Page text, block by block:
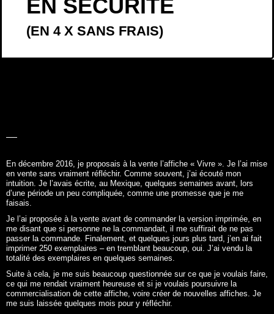
EN SÉCURITÉ
(EN 4 X SANS FRAIS)
En décembre 2016, je proposais à la vente l’affiche « Vivre ». Je l’ai mise
en vente sans vraiment réfléchir. Comme souvent, j’ai écouté mon
intuition. Je l’avais écrite, au Mexique, quelques semaines avant, lors
d’une période un peu compliquée, comme une promesse que je me
faisais.
Je l’ai proposée à la vente avant de commander la version imprimée, en
me disant que si personne ne la commandait, il me suffirait de ne pas
passer la commande. Finalement, et quelques jours plus tard, j’en ai fait
imprimer 250 exemplaires – en tremblant beaucoup, oui. J’ai vendu la
totalité des exemplaires en quelques semaines.
Suite à cela, je me suis beaucoup questionnée sur ce que je voulais faire,
ce qui me rendait vraiment heureuse et si je voulais poursuivre la
commercialisation de cette affiche, voire créer de nouvelles affiches. Je
me suis laissée quelques mois pour y réfléchir.